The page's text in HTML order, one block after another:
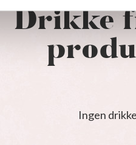
Drikke
Ingen